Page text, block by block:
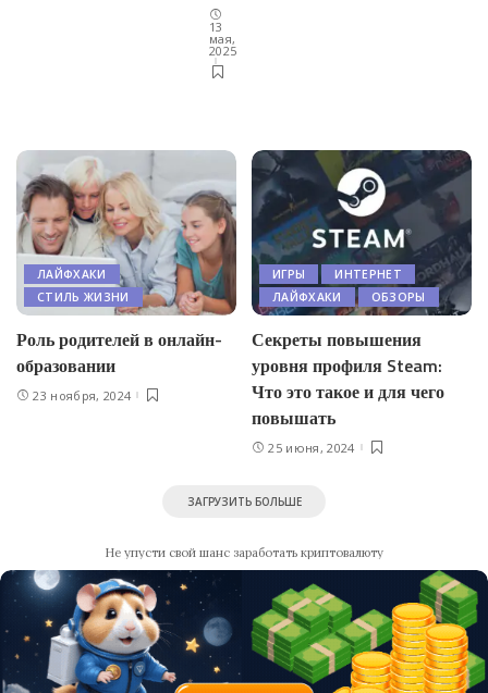
13
мая,
2025
ЛАЙФХАКИ
СТИЛЬ ЖИЗНИ
Роль родителей в онлайн-
образовании
23 ноября, 2024
ИГРЫ
ИНТЕРНЕТ
ЛАЙФХАКИ
ОБЗОРЫ
Секреты повышения
уровня профиля Steam:
Что это такое и для чего
повышать
25 июня, 2024
ЗАГРУЗИТЬ БОЛЬШЕ
Не упусти свой шанс заработать криптовалюту